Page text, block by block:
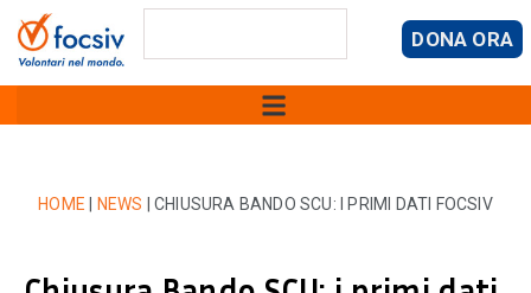
DONA ORA
HOME NEWS |CHIUSURA BANDO SCU: I PRIMI DATI FOCSIV